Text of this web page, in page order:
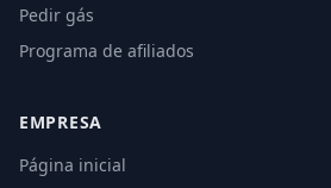
Pedir gás
Programa de afiliados
EMPRESA
Página inicial